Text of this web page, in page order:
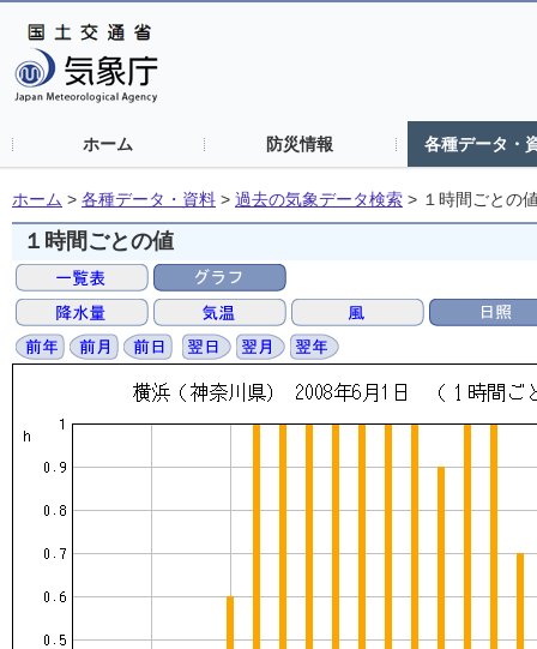
ホーム 防災情報 各種データ・
ホーム > 各種データ・資料 > 過去の気象データ検索 > １時間ごとの
１時間ごとの値